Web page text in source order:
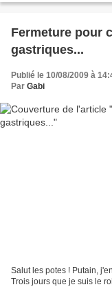
Fermeture pour
gastriques...
Publié le 10/08/2009 à
Par Gabi
Salut les potes ! Putain,
Trois jours que je suis le